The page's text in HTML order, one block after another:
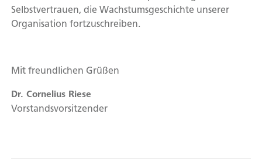
Selbstvertrauen, die Wachstumsgeschichte unserer
Organisation fortzuschreiben.
Mit freundlichen Grüßen
Dr. Cornelius Riese
Vorstandsvorsitzender